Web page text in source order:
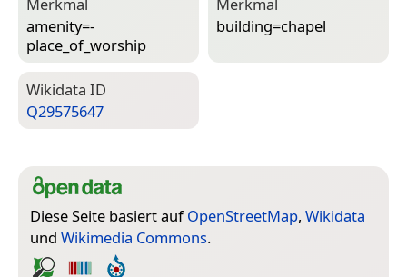
amenity=­
place_of_worship
building=­chapel
Wiki­data ID
Q29575647
Diese Seite basiert aufOpenStreetMap, Wikidata
und Wikimedia Commons.